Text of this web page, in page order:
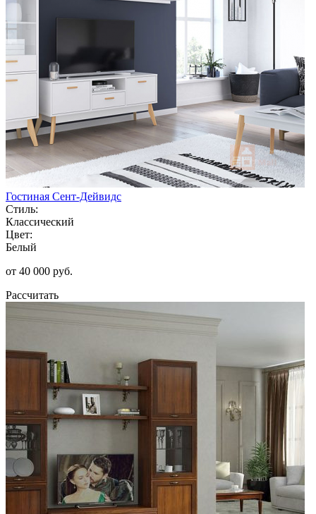
Гостиная Сент-Дейвидс
Стиль:
Классический
Цвет:
Белый
от 40 000 руб.
Рассчитать